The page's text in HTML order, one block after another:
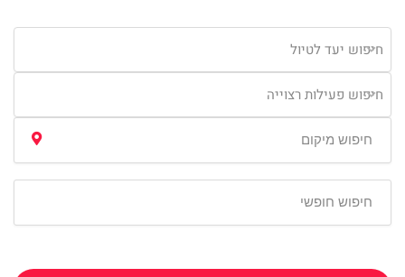
חיפוש יעד לטיול
חיפוש פעילות רצוייה